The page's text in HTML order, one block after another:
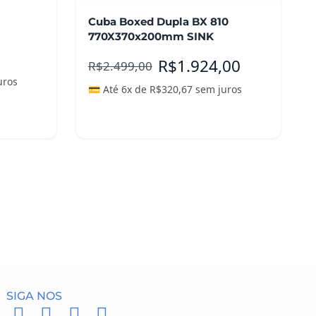
Cuba Boxed Dupla BX 810
770X370x200mm SINK
R$2.499,00 R$1.924,00
💳 Até 6x de R$320,67sem juros
SIGA NOS